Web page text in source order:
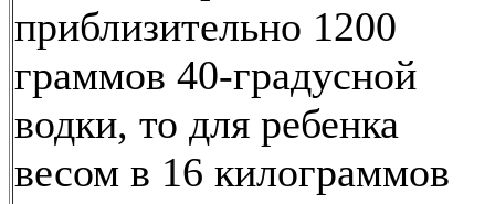
приблизительно 1200
граммов 40-градусной
водки, то для ребенка
весом в 16 килограммов